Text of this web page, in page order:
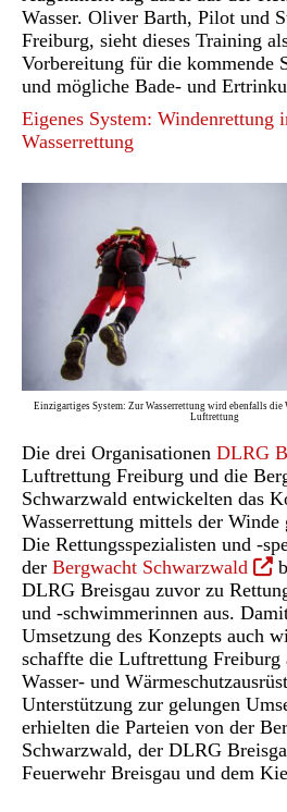
Wasser. Oliver Barth, Pilot und
Freiburg, sieht dieses Training
Vorbereitung für die kommende
und mögliche Bade- und
Eigenes System: Windenrettung
Wasserrettung
Einzigartiges System: Zur Wasserrettung wird ebenfalls die
Luftrettung
Die drei Organisationen DLRG
Luftrettung Freiburg und die
Schwarzwald entwickelten das
Wasserrettung mittels der Winde
Die Rettungsspezialisten und -
der Bergwacht Schwarzwald
in
Tab)
DLRG Breisgau zuvor zu
und -schwimmerinnen aus.
Umsetzung des Konzepts auch
schaffte die Luftrettung Freiburg
Wasser- und
Unterstützung zur gelungen
erhielten die Parteien von der
Schwarzwald, der DLRG
Feuerwehr Breisgau und dem